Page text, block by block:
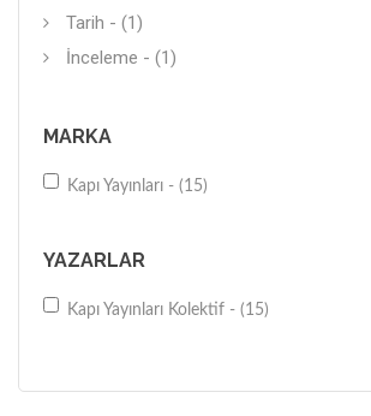
Tarih - (1)
İnceleme - (1)
MARKA
Kapı Yayınları - (15)
YAZARLAR
Kapı Yayınları Kolektif - (15)